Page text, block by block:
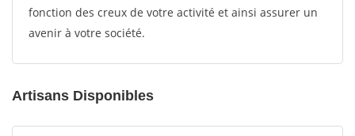
fonction des creux de votre activité et ainsi assurer un
avenir à votre société.
Artisans Disponibles